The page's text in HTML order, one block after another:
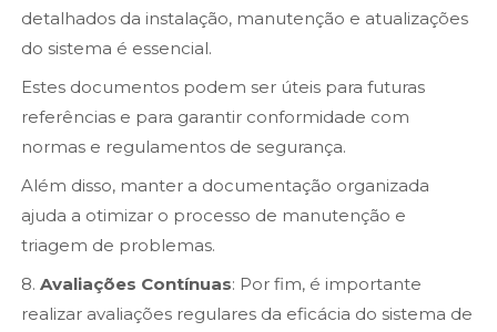
detalhados da instalação, manutenção e atualizações
do sistema é essencial.
Estes documentos podem ser úteis para futuras
referências e para garantir conformidade com
normas e regulamentos de segurança.
Além disso, manter a documentação organizada
ajuda a otimizar o processo de manutenção e
triagem de problemas.
8.Avaliações Contínuas: Por fim, é importante
realizar avaliações regulares da eficácia do sistema de